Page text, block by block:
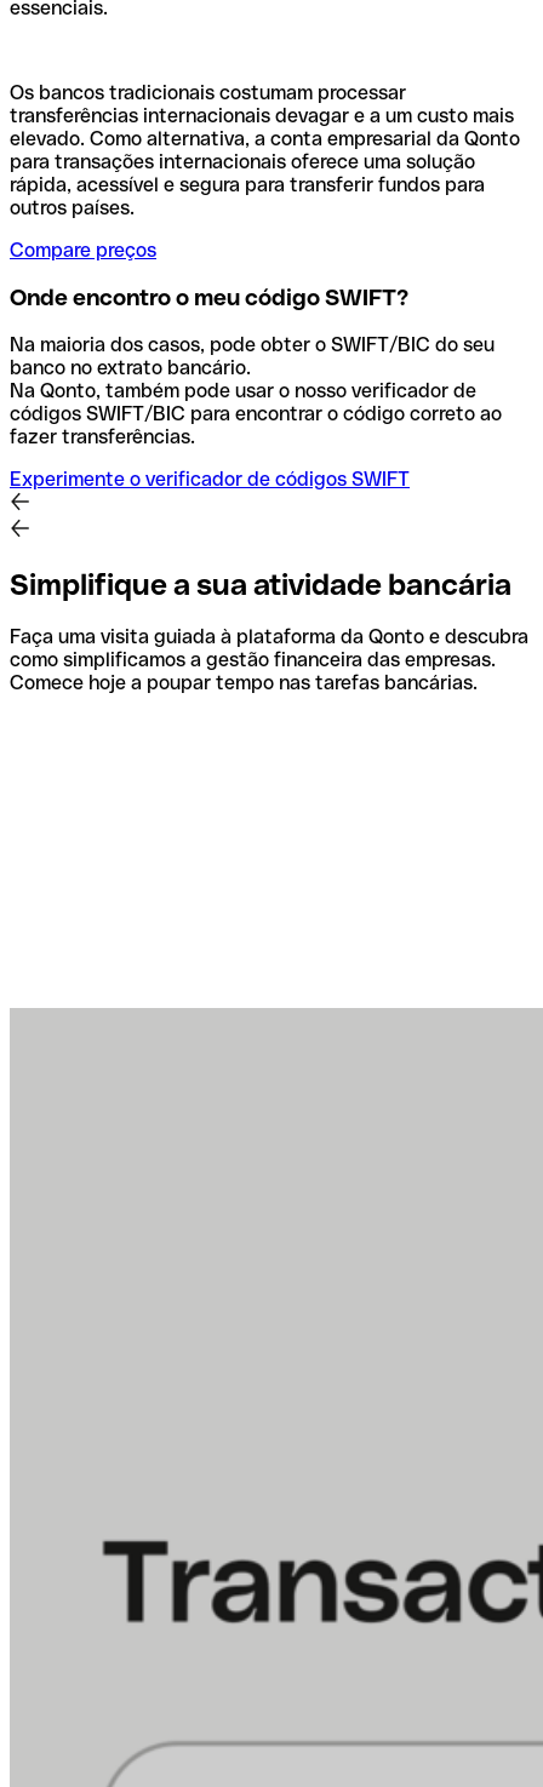
essenciais.
Os bancos tradicionais costumam processar
transferências internacionais devagar e a um custo mais
elevado. Como alternativa, a conta empresarial da Qonto
para transações internacionais oferece uma solução
rápida, acessível e segura para transferir fundos para
outros países.
Compare preços
Onde encontro o meu código SWIFT?
Na maioria dos casos, pode obter o SWIFT/BIC do seu
banco no extrato bancário.
Na Qonto, também pode usar o nosso verificador de
códigos SWIFT/BIC para encontrar o código correto ao
fazer transferências.
Experimente o verificador de códigos SWIFT
Simplifique a sua atividade bancária
Faça uma visita guiada à plataforma da Qonto e descubra
como simplificamos a gestão financeira das empresas.
Comece hoje a poupar tempo nas tarefas bancárias.